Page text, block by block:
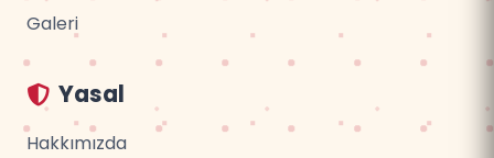
Galeri
Yasal
Hakkımızda